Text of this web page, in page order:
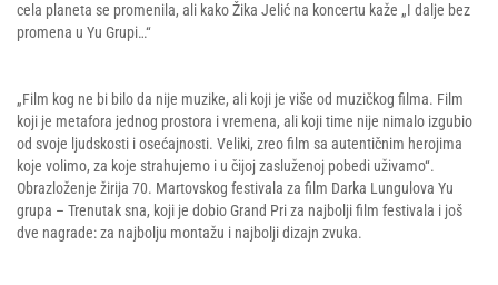
cela planeta se promenila, ali kako Žika Jelić na koncertu kaže „I dalje bez
promena u Yu Grupi…“
„Film kog ne bi bilo da nije muzike, ali koji je više od muzičkog filma. Film
koji je metafora jednog prostora i vremena, ali koji time nije nimalo izgubio
od svoje ljudskosti i osećajnosti. Veliki, zreo film sa autentičnim herojima
koje volimo, za koje strahujemo i u čijoj zasluženoj pobedi uživamo“.
Obrazloženje žirija 70. Martovskog festivala za film Darka Lungulova Yu
grupa – Trenutak sna, koji je dobio Grand Pri za najbolji film festivala i još
dve nagrade: za najbolju montažu i najbolji dizajn zvuka.